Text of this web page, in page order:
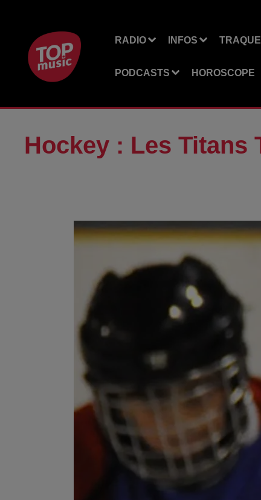
RADIO INFOS
PODCASTS HOROSCOPE
Hockey : Les Titans